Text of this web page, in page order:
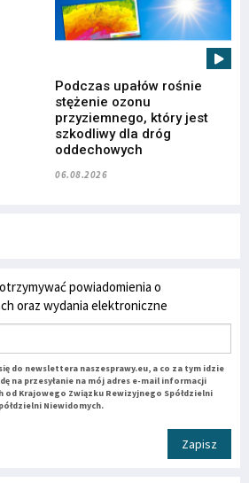
Podczas upałów rośnie
stężenie ozonu
przyziemnego, który jest
szkodliwy dla dróg
oddechowych
06.08.2026
powiadomienia o
oraz wydania elektroniczne
do newslettera naszesprawy.eu, a co za tym idzie
na przesyłanie na mój adres e-mail informacji
od Krajowego Związku Rewizyjnego Spółdzielni
Niewidomych.
Zapisz